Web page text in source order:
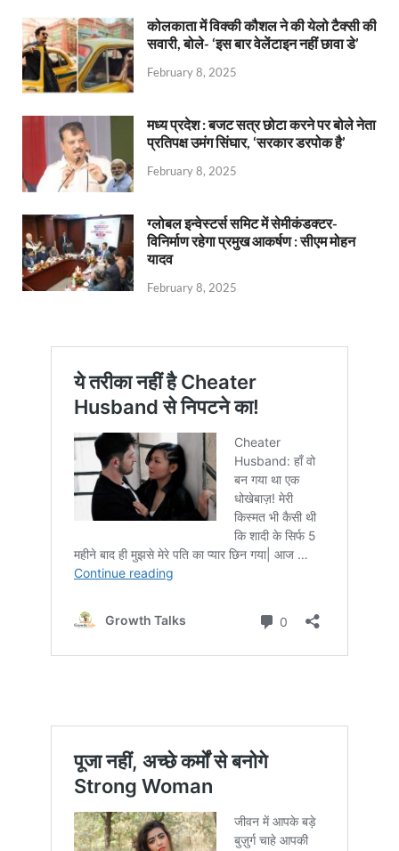
कोलकाता में विक्की कौशल ने की येलो टैक्सी की
सवारी, बोले- ‘इस बार वेलेंटाइन नहीं छावा डे’
February 8, 2025
मध्य प्रदेश : बजट सत्र छोटा करने पर बोले नेता
प्रतिपक्ष उमंग सिंघार, ‘सरकार डरपोक है’
February 8, 2025
ग्लोबल इन्वेस्टर्स समिट में सेमीकंडक्टर-
विनिर्माण रहेगा प्रमुख आकर्षण : सीएम मोहन
यादव
February 8, 2025